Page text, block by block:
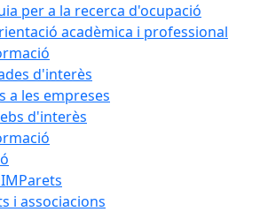
per a la recerca d'ocupació
acadèmica i professional
d'interès
a les empreses
d'interès
i associacions